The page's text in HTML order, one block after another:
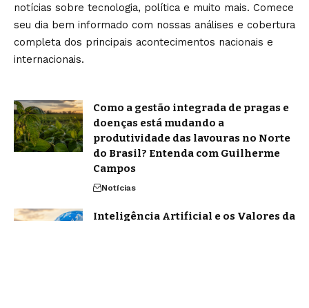
notícias sobre tecnologia, política e muito mais. Comece
seu dia bem informado com nossas análises e cobertura
completa dos principais acontecimentos nacionais e
internacionais.
Como a gestão integrada de pragas e
doenças está mudando a
produtividade das lavouras no Norte
do Brasil? Entenda com Guilherme
Campos
Notícias
Inteligência Artificial e os Valores da